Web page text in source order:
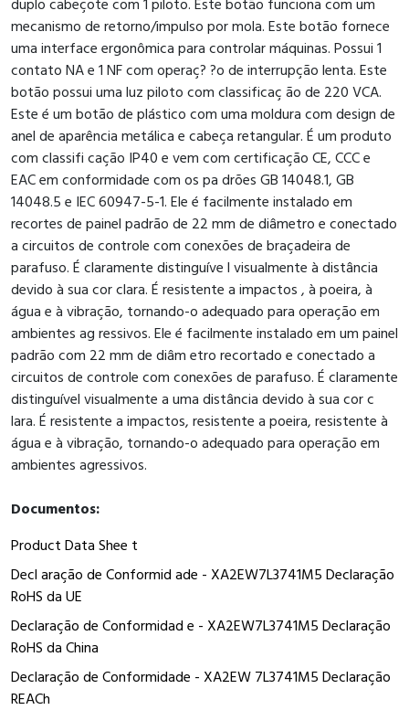
mecanismo de retorno/impulso por mola. Este botão fornece
uma interface ergonômica para controlar máquinas. Possui 1
contato NA e 1 NF com operaç? ?o de interrupção lenta. Este
botão possui uma luz piloto com classificaç ão de 220 VCA.
Este é um botão de plástico com uma moldura com design de
anel de aparência metálica e cabeça retangular. É um produto
com classifi cação IP40 e vem com certificação CE, CCC e
EAC em conformidade com os pa drões GB 14048.1, GB
14048.5 e IEC 60947-5-1. Ele é facilmente instalado em
recortes de painel padrão de 22 mm de diâmetro e conectado
a circuitos de controle com conexões de braçadeira de
parafuso. É claramente distinguíve l visualmente à distância
devido à sua cor clara. É resistente a impactos , à poeira, à
água e à vibração, tornando-o adequado para operação em
ambientes ag ressivos. Ele é facilmente instalado em um painel
padrão com 22 mm de diâm etro recortado e conectado a
circuitos de controle com conexões de parafuso. É claramente
distinguível visualmente a uma distância devido à sua cor c
lara. É resistente a impactos, resistente a poeira, resistente à
água e à vibração, tornando-o adequado para operação em
ambientes agressivos.
Documentos:
Product Data Shee t
Decl aração de Conformid ade - XA2EW7L3741M5 Declaração
RoHS da UE
Declaração de Conformidad e - XA2EW7L3741M5 Declaração
RoHS da China
Declaração de Conformidade - XA2EW 7L3741M5 Declaração
REACh